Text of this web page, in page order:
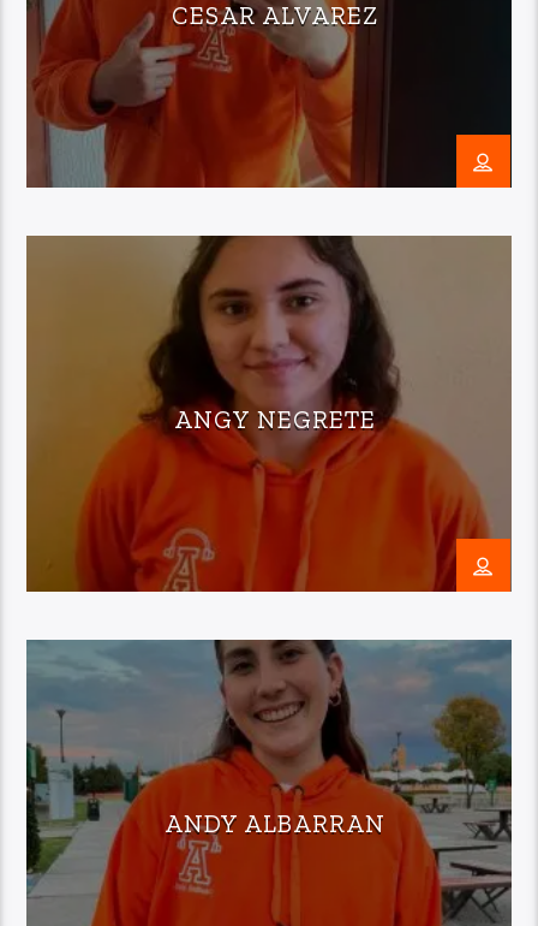
CESAR ALVAREZ
ANGY NEGRETE
ANDY ALBARRAN